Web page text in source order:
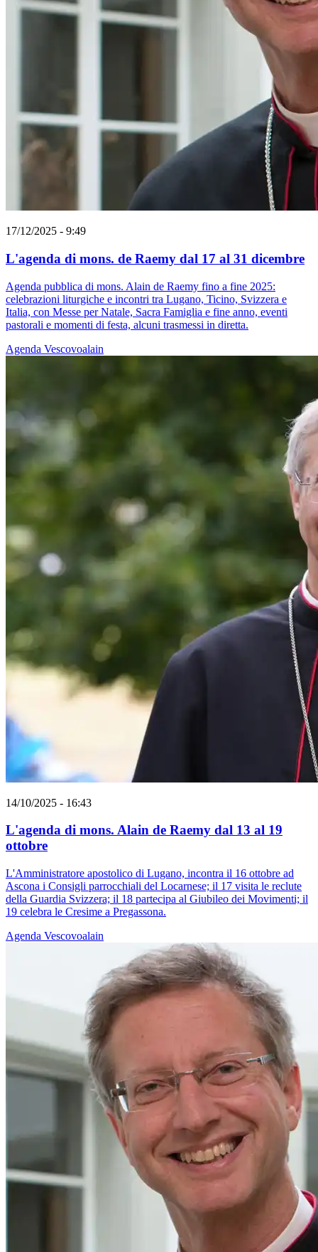
17/12/2025 - 9:49
L'agenda di mons. de Raemy dal 17 al 31 dicembre
Agenda pubblica di mons. Alain de Raemy fino a fine 2025:
celebrazioni liturgiche e incontri tra Lugano, Ticino, Svizzera e
Italia, con Messe per Natale, Sacra Famiglia e fine anno, eventi
pastorali e momenti di festa, alcuni trasmessi in diretta.
Agenda Vescovoalain
14/10/2025 - 16:43
L'agenda di mons. Alain de Raemy dal 13 al 19
ottobre
L'Amministratore apostolico di Lugano, incontra il 16 ottobre ad
Ascona i Consigli parrocchiali del Locarnese; il 17 visita le reclute
della Guardia Svizzera; il 18 partecipa al Giubileo dei Movimenti; il
19 celebra le Cresime a Pregassona.
Agenda Vescovoalain